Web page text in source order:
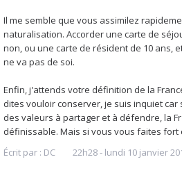
Il me semble que vous assimilez
naturalisation. Accorder une carte de
non, ou une carte de résident de 10 ans,
ne va pas de soi.
Enfin, j'attends votre définition de la
dites vouloir conserver, je suis inquiet
des valeurs à partager et à défendre, la
définissable. Mais si vous vous faites fort
Écrit par : DC 22h28- lundi 10 janvier